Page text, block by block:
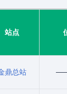
站点
鼎总站